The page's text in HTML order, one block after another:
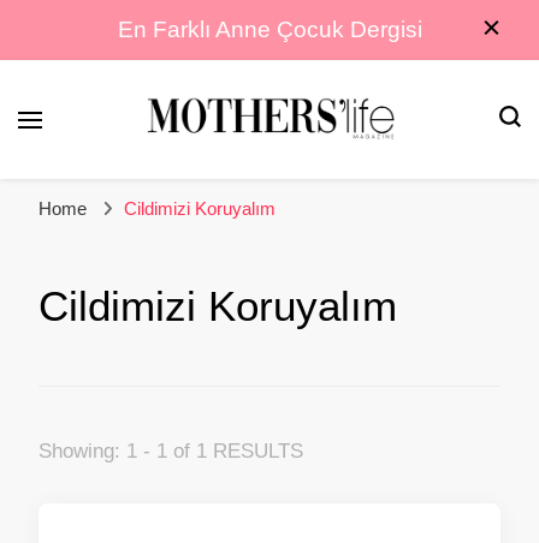
En Farklı Anne Çocuk Dergisi
Mothers Life
Home Cildimizi Koruyalım
Cildimizi Koruyalım
Showing: 1 - 1 of 1 RESULTS